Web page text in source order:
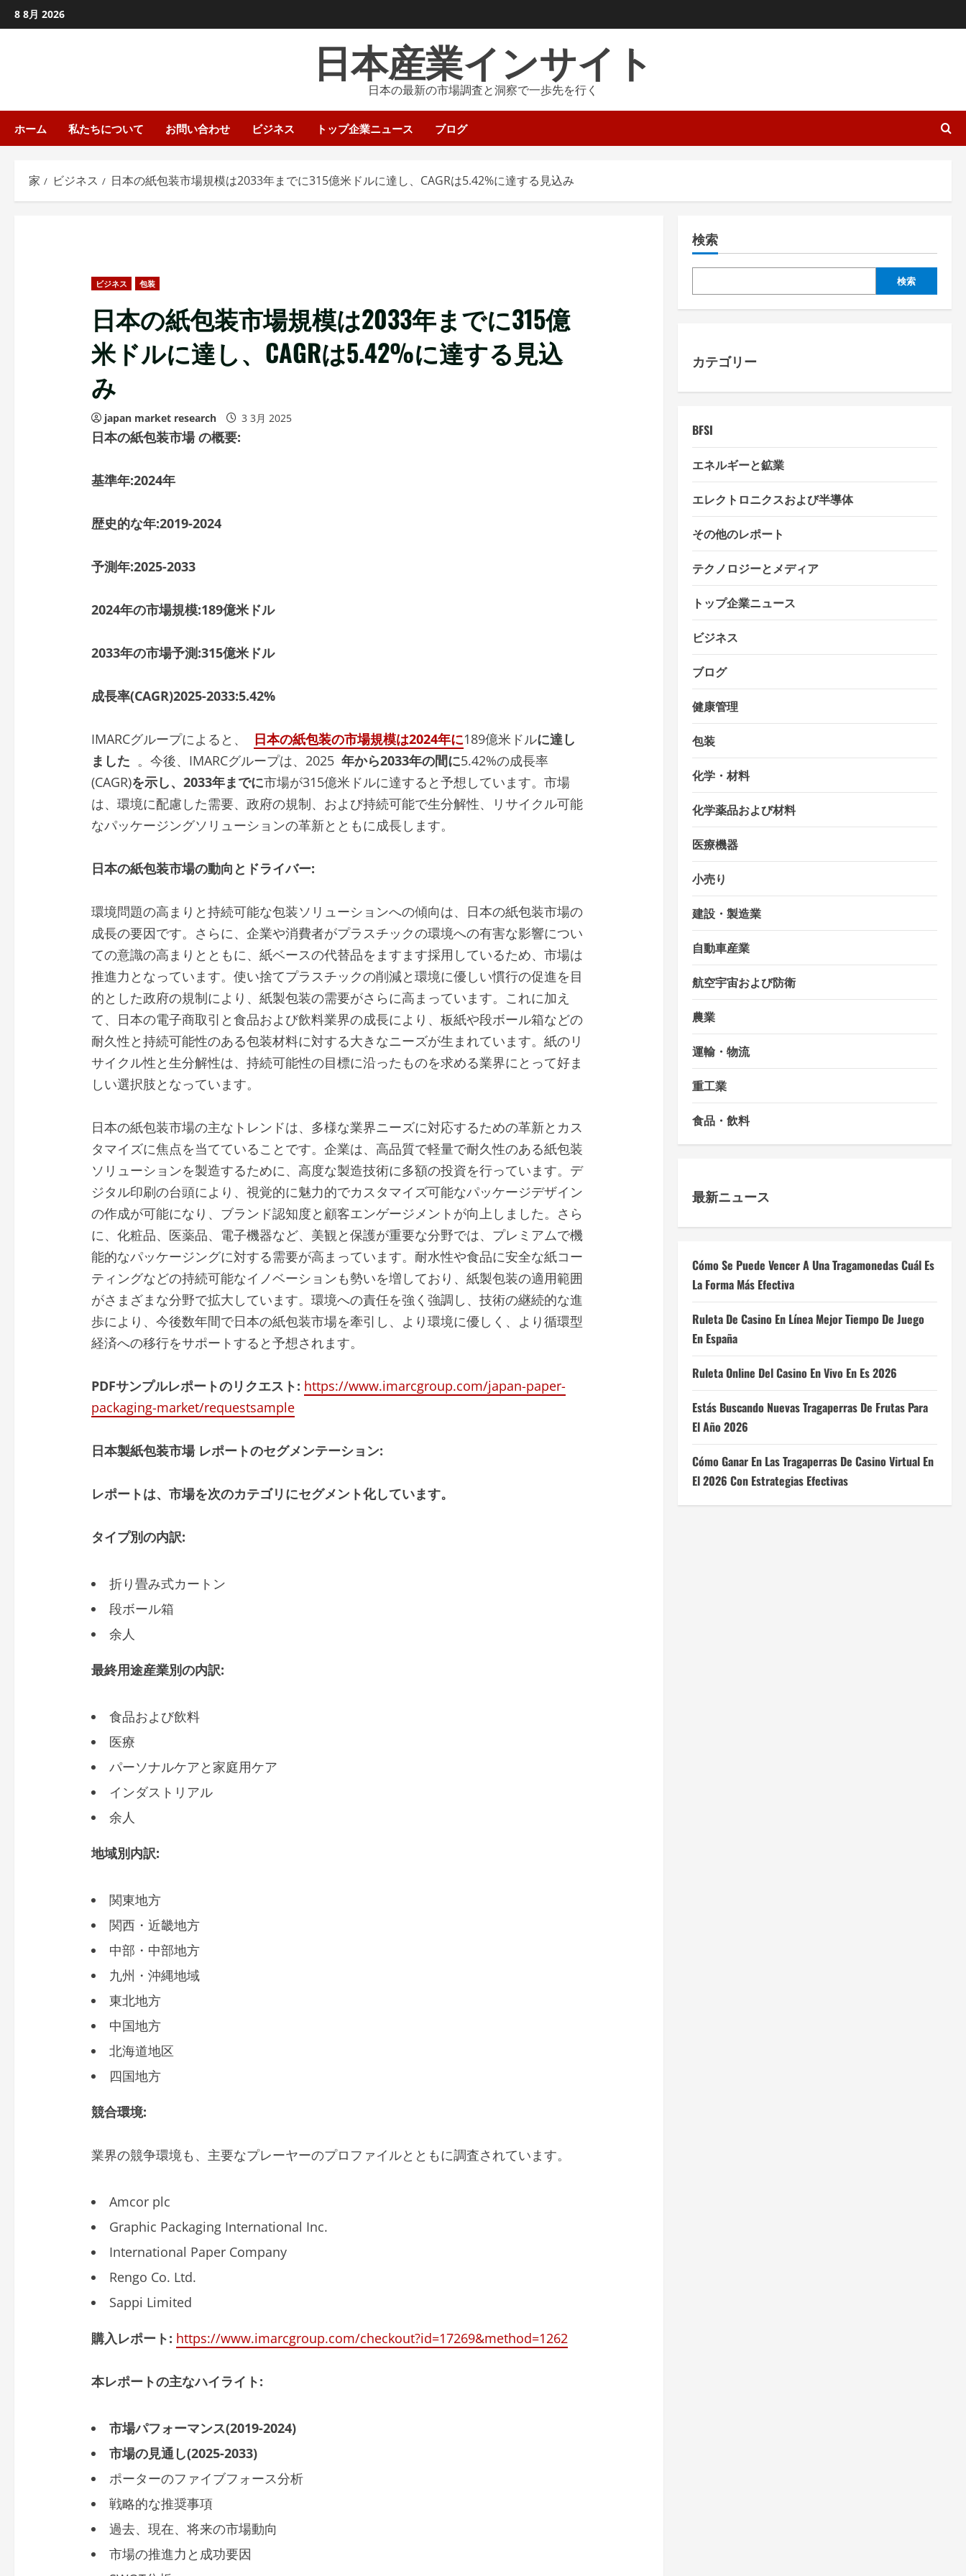
ン
キ
8 8月 2026
日本産業インサイト
日本の最新の市場調査と洞察で一歩先を行く
ホーム 私たちについて お問い合わせ ビジネス トップ企業ニュース ブログ
家 ビジネス 日本の紙包装市場規模は2033年までに315億米ドルに達し、CAGRは5.42%に達する見込み
ビジネス 包装
日本の紙包装市場規模は2033年までに315億
米ドルに達し、CAGRは5.42%に達する見込
み
japan market research 3 3月 2025
日本の紙包装市場 の概要:
基準年:2024年
歴史的な年:2019-2024
予測年:2025-2033
2024年の市場規模:189億米ドル
2033年の市場予測:315億米ドル
成長率(CAGR)2025-2033:5.42%
IMARCグループによると、 日本の紙包装の市場規模は2024年に189億米ドルに達し
ました 。今後、IMARCグループは、2025 年から2033年の間に5.42%の成長率
(CAGR)を示し、 2033年までに市場が315億米ドルに達すると予想しています。市場
は、環境に配慮した需要、政府の規制、および持続可能で生分解性、リサイクル可能
なパッケージングソリューションの革新とともに成長します。
日本の紙包装市場の動向とドライバー:
環境問題の高まりと持続可能な包装ソリューションへの傾向は、日本の紙包装市場の
成長の要因です。さらに、企業や消費者がプラスチックの環境への有害な影響につい
ての意識の高まりとともに、紙ベースの代替品をますます採用しているため、市場は
推進力となっています。使い捨てプラスチックの削減と環境に優しい慣行の促進を目
的とした政府の規制により、紙製包装の需要がさらに高まっています。これに加え
て、日本の電子商取引と食品および飲料業界の成長により、板紙や段ボール箱などの
耐久性と持続可能性のある包装材料に対する大きなニーズが生まれています。紙のリ
サイクル性と生分解性は、持続可能性の目標に沿ったものを求める業界にとって好ま
しい選択肢となっています。
日本の紙包装市場の主なトレンドは、多様な業界ニーズに対応するための革新とカス
タマイズに焦点を当てていることです。企業は、高品質で軽量で耐久性のある紙包装
ソリューションを製造するために、高度な製造技術に多額の投資を行っています。デ
ジタル印刷の台頭により、視覚的に魅力的でカスタマイズ可能なパッケージデザイン
の作成が可能になり、ブランド認知度と顧客エンゲージメントが向上しました。さら
に、化粧品、医薬品、電子機器など、美観と保護が重要な分野では、プレミアムで機
能的なパッケージングに対する需要が高まっています。耐水性や食品に安全な紙コー
ティングなどの持続可能なイノベーションも勢いを増しており、紙製包装の適用範囲
がさまざまな分野で拡大しています。環境への責任を強く強調し、技術の継続的な進
歩により、今後数年間で日本の紙包装市場を牽引し、より環境に優しく、より循環型
経済への移行をサポートすると予想されます。
PDFサンプルレポートのリクエスト: https://www.imarcgroup.com/japan-paper-
packaging-market/requestsample
日本製紙包装市場 レポートのセグメンテーション:
レポートは、市場を次のカテゴリにセグメント化しています。
タイプ別の内訳:
折り畳み式カートン
段ボール箱
余人
最終用途産業別の内訳:
食品および飲料
医療
パーソナルケアと家庭用ケア
インダストリアル
余人
地域別内訳:
関東地方
関西・近畿地方
中部・中部地方
九州・沖縄地域
東北地方
中国地方
北海道地区
四国地方
競合環境:
業界の競争環境も、主要なプレーヤーのプロファイルとともに調査されています。
Amcor plc
Graphic Packaging International Inc.
International Paper Company
Rengo Co. Ltd.
Sappi Limited
購入レポート: https://www.imarcgroup.com/checkout?id=17269&method=1262
本レポートの主なハイライト:
市場パフォーマンス(2019-2024)
市場の見通し(2025-2033)
ポーターのファイブフォース分析
戦略的な推奨事項
過去、現在、将来の市場動向
市場の推進力と成功要因
検索
検索
カテゴリー
BFSI
エネルギーと鉱業
エレクトロニクスおよび半導体
その他のレポート
テクノロジーとメディア
トップ企業ニュース
ビジネス
ブログ
健康管理
包装
化学・材料
化学薬品および材料
医療機器
小売り
建設・製造業
自動車産業
航空宇宙および防衛
農業
運輸・物流
重工業
食品・飲料
最新ニュース
Cómo Se Puede Vencer A Una Tragamonedas Cuál Es
La Forma Más Efectiva
Ruleta De Casino En Línea Mejor Tiempo De Juego
En España
Ruleta Online Del Casino En Vivo En Es 2026
Estás Buscando Nuevas Tragaperras De Frutas Para
El Año 2026
Cómo Ganar En Las Tragaperras De Casino Virtual En
El 2026 Con Estrategias Efectivas